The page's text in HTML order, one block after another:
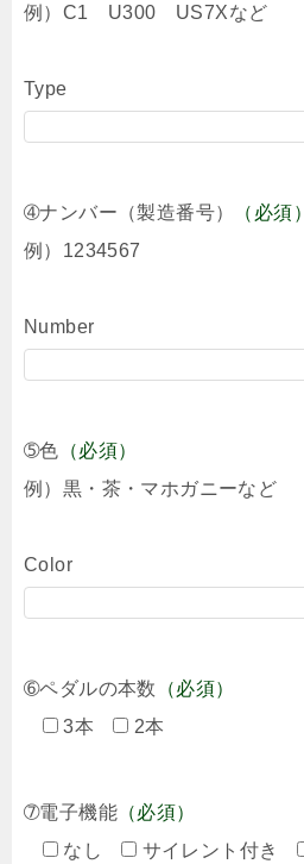
例）C1 U300 US7Xなど
Type
➃ナンバー（製造番号）
（必須）
例）1234567
Number
➄色 （必須）
例）黒・茶・マホガニーなど
Color
➅ペダルの本数
（必須）
3本
2本
➆電子機能 （必須）
なし
サイレント付き